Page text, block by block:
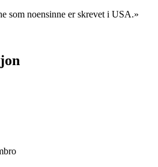
som noensinne er skrevet i USA.»